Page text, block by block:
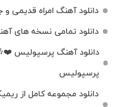
دانلود آهنگ امراه قدیمی
دانلود تمامی نسخه های
دانلود آهنگ پرسپولیس
پرسپولیس
دانلود مجموعه کامل از